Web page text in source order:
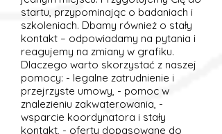
startu, przypominając o badaniach i
szkoleniach. Dbamy również o stały
kontakt – odpowiadamy na pytania i
reagujemy na zmiany w grafiku.
Dlaczego warto skorzystać z naszej
pomocy: - legalne zatrudnienie i
przejrzyste umowy, - pomoc w
znalezieniu zakwaterowania, -
wsparcie koordynatora i stały
kontakt, - oferty dopasowane do